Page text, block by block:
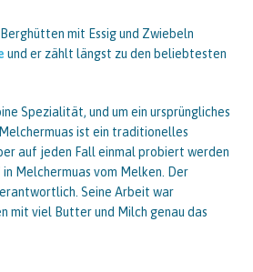
mit Essig und Zwiebeln
und er zählt längst zu den beliebtesten
Spezialität, und um ein ursprüngliches
ist ein traditionelles
auf jeden Fall einmal probiert werden
Melchermuas vom Melken. Der
Seine Arbeit war
mit viel Butter und Milch genau das